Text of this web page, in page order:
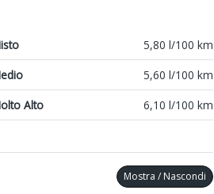
5,80 l/100 km
5,60 l/100 km
Alto 6,10 l/100 km
Mostra / Nascondi